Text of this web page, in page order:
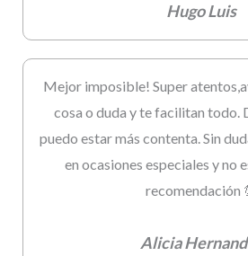
Hugo Luis
Mejor imposible! Super
cosa o duda y te facilitan todo.
puedo estar más contenta. Sin
en ocasiones especiales y no
recomendación
Alicia